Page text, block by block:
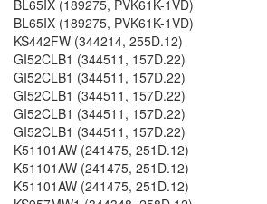
BL65IX (189275, PVK61K-1VD)
BL65IX (189275, PVK61K-1VD)
KS442FW (344214, 255D.12)
GI52CLB1 (344511, 157D.22)
GI52CLB1 (344511, 157D.22)
GI52CLB1 (344511, 157D.22)
GI52CLB1 (344511, 157D.22)
GI52CLB1 (344511, 157D.22)
K51101AW (241475, 251D.12)
K51101AW (241475, 251D.12)
K51101AW (241475, 251D.12)